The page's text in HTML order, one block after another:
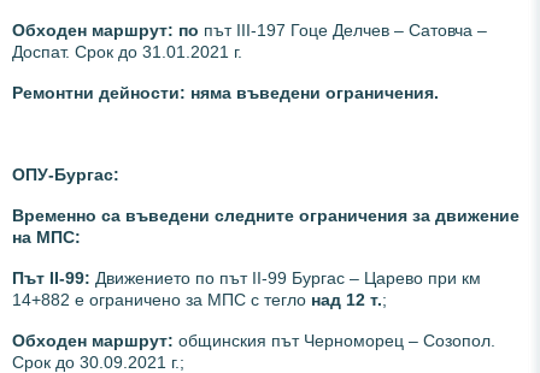
Обходен маршрут: по път III-197 Гоце Делчев – Сатовча –
Доспат. Срок до 31.01.2021 г.
Ремонтни дейности: няма въведени ограничения.
ОПУ-Бургас:
Временно са въведени следните ограничения за движение
на МПС:
Път II-99: Движението по път ІІ-99 Бургас – Царево при км
14+882 е ограничено за МПС с тегло над 12 т.;
Обходен маршрут: общинския път Черноморец – Созопол.
Срок до 30.09.2021 г.;